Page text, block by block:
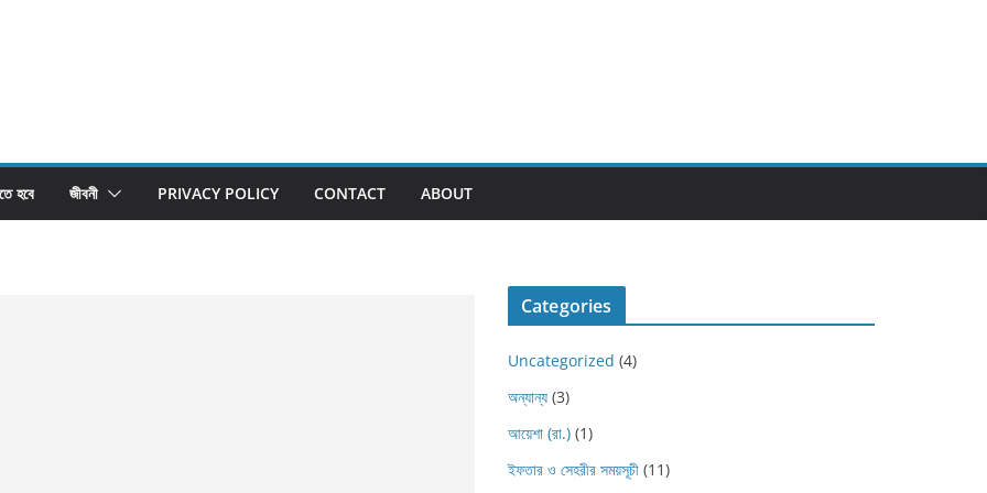
হবে জীবনী PRIVACY POLICY CONTACT ABOUT
Categories
Uncategorized (4)
অন্যান্য (3)
আয়েশা (রা.) (1)
ইফতার ও সেহরীর সময়সূচী (11)